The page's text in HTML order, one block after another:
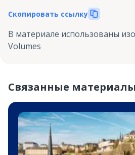
Скопировать ссылку
В материале использованы
Volumes
Связанные материалы